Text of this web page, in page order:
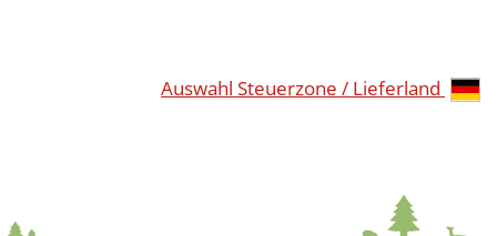
Auswahl Steuerzone / Lieferland